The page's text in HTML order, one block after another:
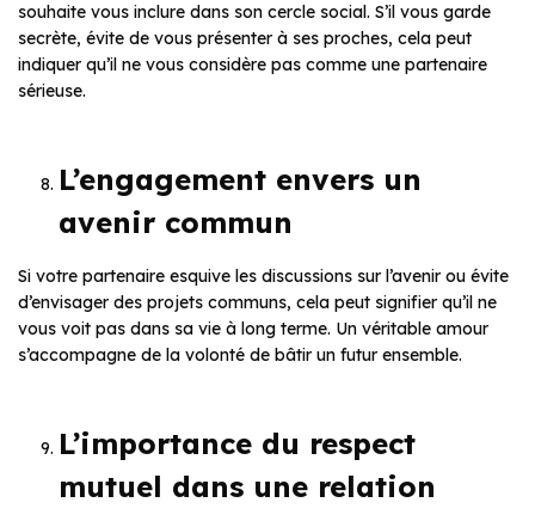
souhaite vous inclure dans son cercle social. S’il vous garde
secrète, évite de vous présenter à ses proches, cela peut
indiquer qu’il ne vous considère pas comme une partenaire
sérieuse.
L’engagement envers un
avenir commun
Si votre partenaire esquive les discussions sur l’avenir ou évite
d’envisager des projets communs, cela peut signifier qu’il ne
vous voit pas dans sa vie à long terme. Un véritable amour
s’accompagne de la volonté de bâtir un futur ensemble.
L’importance du respect
mutuel dans une relation